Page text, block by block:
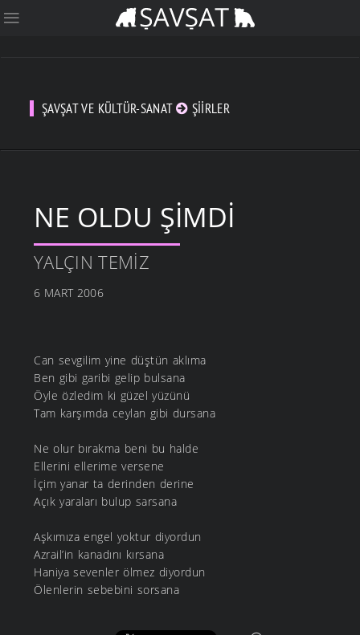
ŞAVŞAT VE KÜLTÜR-SANAT ŞIIRLER
NE OLDU ŞİMDİ
YALÇIN TEMIZ
6 MART 2006
Can sevgilim yine düştün aklıma
Ben gibi garibi gelip bulsana
Öyle özledim ki güzel yüzünü
Tam karşımda ceylan gibi dursana
Ne olur bırakma beni bu halde
Ellerini ellerime versene
İçim yanar ta derinden derine
Açık yaraları bulup sarsana
Aşkımıza engel yoktur diyordun
Azrail’in kanadını kırsana
Haniya sevenler ölmez diyordun
Ölenlerin sebebini sorsana